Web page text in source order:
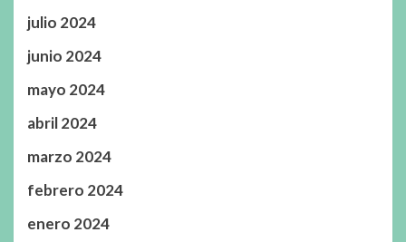
julio 2024
junio 2024
mayo 2024
abril 2024
marzo 2024
febrero 2024
enero 2024